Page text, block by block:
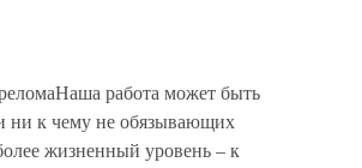
работа может быть
ни к чему не обязывающих
жизненный уровень – к